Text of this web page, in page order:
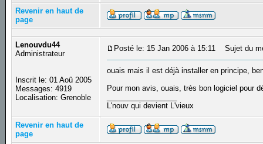
Revenir en haut de
page
Lenouvdu44
Administrateur
Inscrit le: 01 Aoû 2005
Messages: 4919
Localisation: Grenoble
Posté le: 15 Jan 2006 à 15:11 Sujet du
ouais mais il est déjà installer en principe,
Pour mon avis, ouais, très bon logiciel pour
L'nouv qui devient L'vieux
Revenir en haut de
page